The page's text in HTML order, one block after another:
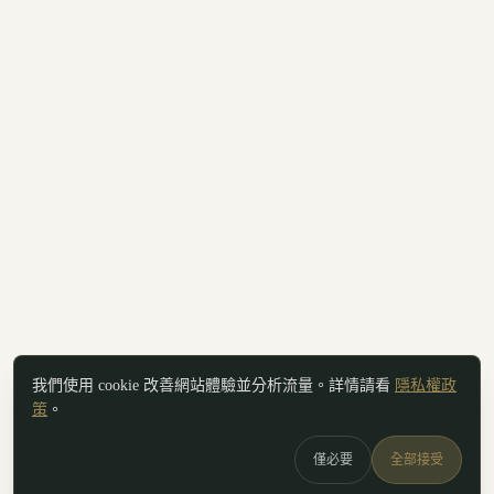
我們使用 cookie 改善網站體驗並分析流量。詳情請看 隱私權政
策 。
僅必要 全部接受